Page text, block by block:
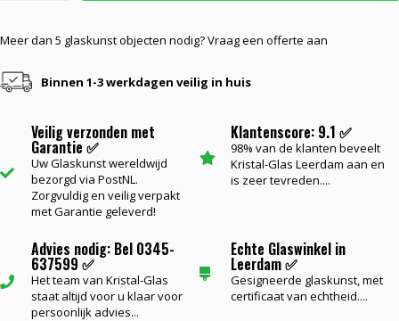
Meer dan 5 glaskunst objecten nodig? Vraag een offerte aan
Binnen 1-3 werkdagen veilig in huis
Veilig verzonden met
Garantie ✅
Uw Glaskunst wereldwijd
bezorgd via PostNL.
Zorgvuldig en veilig verpakt
met Garantie geleverd!
Klantenscore: 9.1 ✅
98% van de klanten beveelt
Kristal-Glas Leerdam aan en
is zeer tevreden....
Advies nodig: Bel 0345-
637599 ✅
Het team van Kristal-Glas
staat altijd voor u klaar voor
persoonlijk advies...
Echte Glaswinkel in
Leerdam ✅
Gesigneerde glaskunst, met
certificaat van echtheid....